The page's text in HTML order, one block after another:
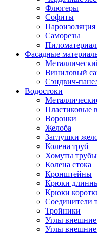
Флюгеры
Софиты
Саморезы
Фасадные
Виниловый
Сэндвич-
Водостоки
Пластиковые
Воронки
Желоба
Заглушки
Колена труб
Хомуты трубы
Колена стока
Кронштейны
Крюки
Крюки
Соединители
Тройники
Углы внешние
Углы внешние